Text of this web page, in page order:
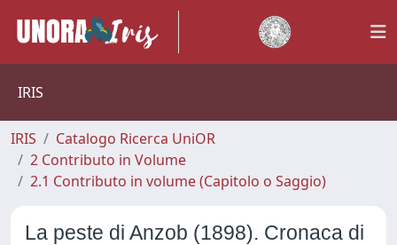
IRIS
IRIS
Catalogo Ricerca UniOR
2 Contributo in Volume
2.1 Contributo in volume (Capitolo o Saggio)
La peste di Anzob (1898). Cronaca di